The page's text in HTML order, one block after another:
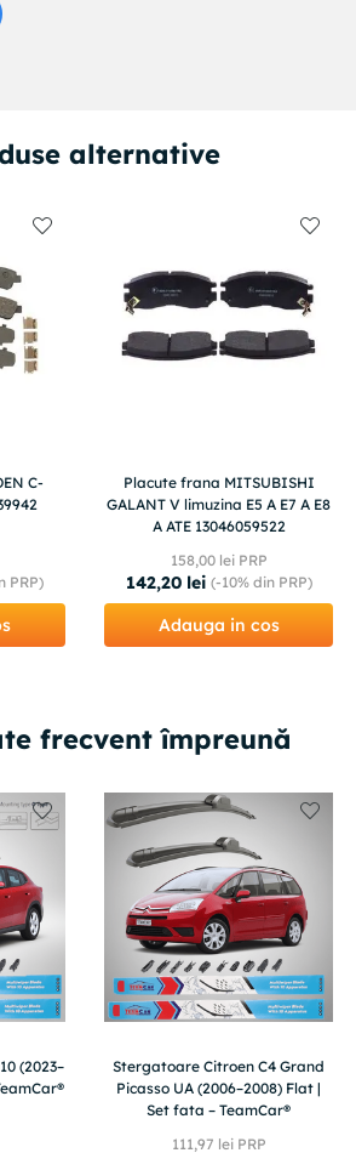
alternative
C-
PRP)
Placute frana MITSUBISHI
GALANT V limuzina E5 A E7 A E8
A ATE 13046059522
158,00lei PRP
142,20 lei (-10%din PRP)
Adauga in cos
frecvent împreună
(2023–
Stergatoare Citroen C4 Grand
Picasso UA (2006–2008) Flat |
Set fata – TeamCar®
111,97 lei PRP